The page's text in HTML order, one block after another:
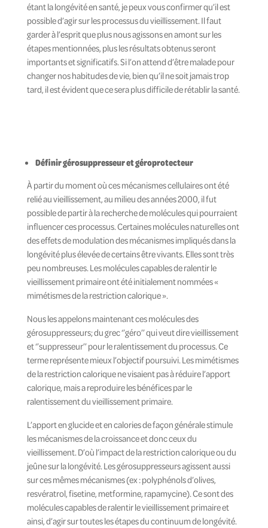
étant la longévité en santé, je peux vous confirmer qu’il est
possible d’agir sur les processus du vieillissement. Il faut
garder à l’esprit que plus nous agissons en amont sur les
étapes mentionnées, plus les résultats obtenus seront
importants et significatifs. Si l’on attend d’être malade pour
changer nos habitudes de vie, bien qu’il ne soit jamais trop
tard, il est évident que ce sera plus difficile de rétablir la santé.
Définir gérosuppresseur et géroprotecteur
À partir du moment où ces mécanismes cellulaires ont été
relié au vieillissement, au milieu des années 2000, il fut
possible de partir à la recherche de molécules qui pourraient
influencer ces processus. Certaines molécules naturelles ont
des effets de modulation des mécanismes impliqués dans la
longévité plus élevée de certains être vivants. Elles sont très
peu nombreuses. Les molécules capables de ralentir le
vieillissement primaire ont été initialement nommées «
mimétismes de la restriction calorique ».
Nous les appelons maintenant ces molécules des
gérosuppresseurs; du grec ‘’géro’’ qui veut dire vieillissement
et ‘’suppresseur’’ pour le ralentissement du processus. Ce
terme représente mieux l’objectif poursuivi. Les mimétismes
de la restriction calorique ne visaient pas à réduire l’apport
calorique, mais a reproduire les bénéfices par le
ralentissement du vieillissement primaire.
L’apport en glucide et en calories de façon générale stimule
les mécanismes de la croissance et donc ceux du
vieillissement. D’où l’impact de la restriction calorique ou du
jeûne sur la longévité. Les gérosuppresseurs agissent aussi
sur ces mêmes mécanismes (ex : polyphénols d’olives,
resvératrol, fisetine, metformine, rapamycine). Ce sont des
molécules capables de ralentir le vieillissement primaire et
ainsi, d’agir sur toutes les étapes du continuum de longévité.